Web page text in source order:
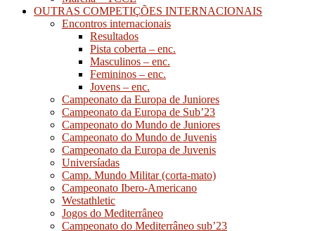
OUTRAS COMPETIÇÕES INTERNACIONAIS
Encontros internacionais
Resultados
Pista coberta – enc.
Masculinos – enc.
Femininos – enc.
Jovens – enc.
Campeonato da Europa de Juniores
Campeonato da Europa de Sub’23
Campeonato do Mundo de Juniores
Campeonato do Mundo de Juvenis
Campeonato da Europa de Juvenis
Universíadas
Camp. Mundo Militar (corta-mato)
Campeonato Ibero-Americano
Westathletic
Jogos do Mediterrâneo
Campeonato do Mediterrâneo sub’23